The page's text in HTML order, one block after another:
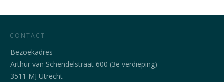
CONTACT
Bezoekadres
Arthur van Schendelstraat 600 (3e verdieping)
3511 MJ Utrecht